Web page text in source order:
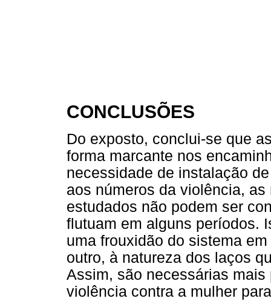
CONCLUSÕES
Do exposto, conclui-se que
forma marcante nos
necessidade de instalação
aos números da violência,
estudados não podem ser
flutuam em alguns períodos.
uma frouxidão do sistema
outro, à natureza dos laços
Assim, são necessárias
violência contra a mulher